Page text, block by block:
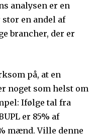
analysen er en
en andel af
brancher, der er
på, at en
noget som helst om
Ifølge tal fra
er 85% af
mænd. Ville denne